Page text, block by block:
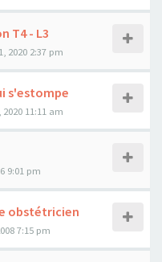
T4 - L3
2020 2:37 pm
s'estompe
11:11 am
9:01 pm
obstétricien
7:15 pm